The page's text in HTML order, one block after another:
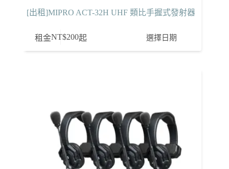
[出租]MIPRO ACT-32H UHF 類比手握式發射器
租金NT$200起 選擇日期